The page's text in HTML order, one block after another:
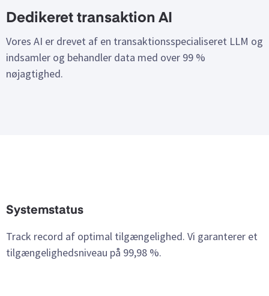
Dedikeret transaktion AI
Vores AI er drevet af en transaktionsspecialiseret LLM og
indsamler og behandler data med over 99 %
nøjagtighed.
Systemstatus
Track record af optimal tilgængelighed. Vi garanterer et
tilgængelighedsniveau på 99,98 %.